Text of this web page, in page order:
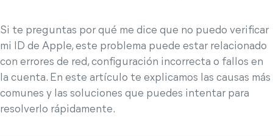
Si te preguntas por qué me dice que no puedo verificar
mi ID de Apple, este problema puede estar relacionado
con errores de red, configuración incorrecta o fallos en
la cuenta. En este artículo te explicamos las causas más
comunes y las soluciones que puedes intentar para
resolverlo rápidamente.